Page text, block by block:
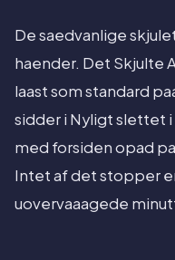
De saedvanlige
haender. Det Skjulte
laast som standard
sidder i Nyligt slettet
med forsiden opad
Intet af det stopper
uovervaaagede